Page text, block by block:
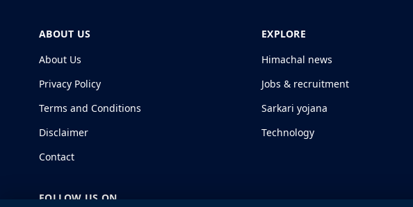
ABOUT US
About Us
Privacy Policy
Terms and Conditions
Disclaimer
Contact
EXPLORE
Himachal news
Jobs & recruitment
Sarkari yojana
Technology
FOLLOW US ON